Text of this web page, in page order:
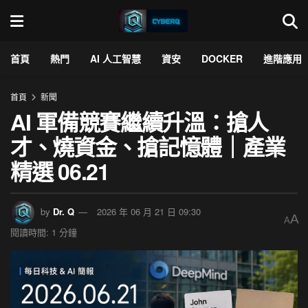
首頁 熱門 AI 人工智慧 資安 DOCKER 進階應用
首頁 新聞
AI 軍備競賽繼續升溫：搶人
才、燒資金、搶記憶體｜產業
精選 06.21
by Dr. Q
2026 年 06 月 21 日 09:30
閱讀時間: 1 分鐘
AA